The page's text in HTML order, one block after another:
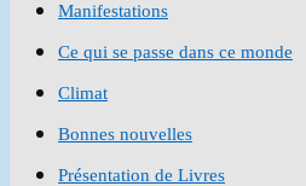
Manifestations
Ce qui se passe dans ce monde
Climat
Bonnes nouvelles
Présentation de Livres